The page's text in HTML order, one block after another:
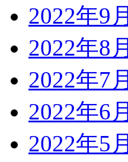
2022年9月
2022年8月
2022年7月
2022年6月
2022年5月